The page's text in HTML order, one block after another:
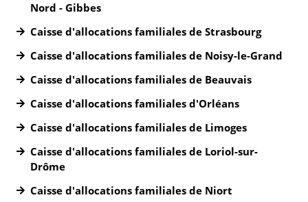
Nord - Gibbes
Caisse d'allocations familiales de Strasbourg
Caisse d'allocations familiales de Noisy-le-Grand
Caisse d'allocations familiales de Beauvais
Caisse d'allocations familiales d'Orléans
Caisse d'allocations familiales de Limoges
Caisse d'allocations familiales de Loriol-sur-
Drôme
Caisse d'allocations familiales de Niort